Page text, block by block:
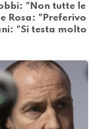
"Non tutte le
Rosa: "Preferivo
"Si testa molto